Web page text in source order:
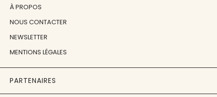
À PROPOS
NOUS CONTACTER
NEWSLETTER
MENTIONS LÉGALES
PARTENAIRES